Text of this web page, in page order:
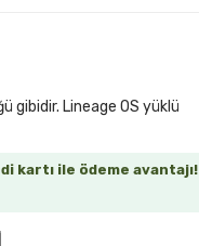
kartı ile ödeme avantajı!
gibidir. Lineage OS yüklü